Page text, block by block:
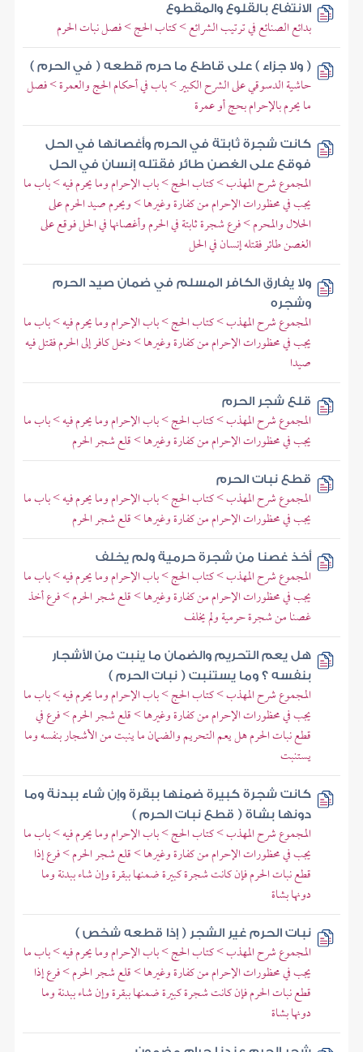
الانتفاع بالقلوع والمقطوع
بدائع الصنائع في ترتيب الشرائع > كتاب الحج > فصل نبات الحرم
( ولا جزاء ) على قاطع ما حرم قطعه ( في الحرم )
حاشية الدسوقي على الشرح الكبير > باب في أحكام الحج والعمرة > فصل
ما يحرم بالإحرام بحج أو عمرة
كانت شجرة ثابتة في الحرم وأغصانها في الحل
فوقع على الغصن طائر فقتله إنسان في الحل
المجموع شرح المهذب > كتاب الحج > باب الإحرام وما يحرم فيه > باب ما
يجب في محظورات الإحرام من كفارة وغيرها > ويحرم صيد الحرم على
الحلال والمحرم > فرع شجرة ثابتة في الحرم وأغصانها في الحل فوقع على
الغصن طائر فقتله إنسان في الحل
ولا يفارق الكافر المسلم في ضمان صيد الحرم
وشجره
المجموع شرح المهذب > كتاب الحج > باب الإحرام وما يحرم فيه > باب ما
يجب في محظورات الإحرام من كفارة وغيرها > دخل كافر إلى الحرم فقتل فيه
صيدا
قلع شجر الحرم
المجموع شرح المهذب > كتاب الحج > باب الإحرام وما يحرم فيه > باب ما
يجب في محظورات الإحرام من كفارة وغيرها > قلع شجر الحرم
قطع نبات الحرم
المجموع شرح المهذب > كتاب الحج > باب الإحرام وما يحرم فيه > باب ما
يجب في محظورات الإحرام من كفارة وغيرها > قلع شجر الحرم
أخذ غصنا من شجرة حرمية ولم يخلف
المجموع شرح المهذب > كتاب الحج > باب الإحرام وما يحرم فيه > باب ما
يجب في محظورات الإحرام من كفارة وغيرها > قلع شجر الحرم > فرع أخذ
غصنا من شجرة حرمية ولم يخلف
هل يعم التحريم والضمان ما ينبت من الأشجار
بنفسه ؟ وما يستنبت ( نبات الحرم )
المجموع شرح المهذب > كتاب الحج > باب الإحرام وما يحرم فيه > باب ما
يجب في محظورات الإحرام من كفارة وغيرها > قلع شجر الحرم > فرع في
قطع نبات الحرم هل يعم التحريم والضمان ما ينبت من الأشجار بنفسه وما
يستنبت
كانت شجرة كبيرة ضمنها ببقرة وإن شاء ببدنة وما
دونها بشاة ( قطع نبات الحرم )
المجموع شرح المهذب > كتاب الحج > باب الإحرام وما يحرم فيه > باب ما
يجب في محظورات الإحرام من كفارة وغيرها > قلع شجر الحرم > فرع إذا
قطع نبات الحرم فإن كانت شجرة كبيرة ضمنها ببقرة وإن شاء ببدنة وما
دونها بشاة
نبات الحرم غير الشجر ( إذا قطعه شخص )
المجموع شرح المهذب > كتاب الحج > باب الإحرام وما يحرم فيه > باب ما
يجب في محظورات الإحرام من كفارة وغيرها > قلع شجر الحرم > فرع إذا
قطع نبات الحرم فإن كانت شجرة كبيرة ضمنها ببقرة وإن شاء ببدنة وما
دونها بشاة